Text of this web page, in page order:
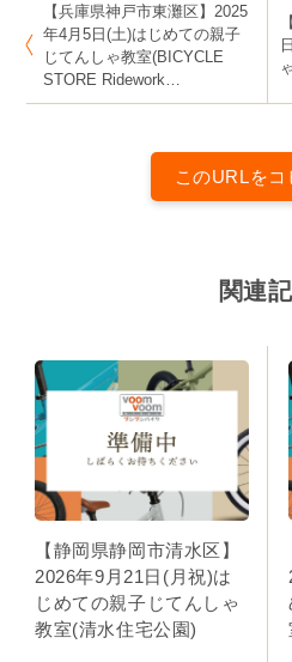
【兵庫県神戸市東灘区】2025
年4月5日(土)はじめての親子
じてんしゃ教室(BICYCLE
STORE Ridework…
このURLをコ
関連
【静岡県静岡市清水区】
2026年9月21日(月祝)は
じめての親子じてんしゃ
教室(清水住宅公園)